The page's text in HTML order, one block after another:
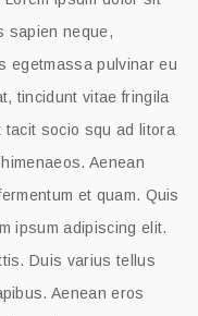
sapien neque,
egetmassa pulvinar eu
tincidunt vitae fringila
tacit socio squ ad litora
Aenean
et quam. Quis
ipsum adipiscing elit.
Duis varius tellus
Aenean eros